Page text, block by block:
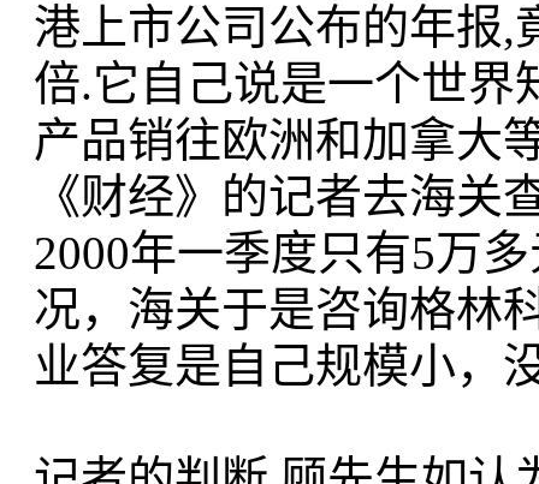
港上市公司公布的年报,
倍.它自己说是一个世界
产品销往欧洲和加拿大
《财经》的记者去海关
2000年一季度只有5万
况，海关于是咨询格林
业答复是自己规模小，